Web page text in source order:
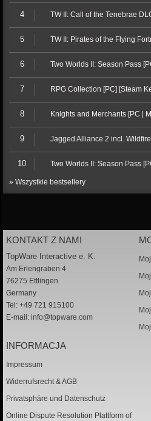
4 TW II: Call of the Tenebrae
5 TW II: Pirates of the Flying
6 Two Worlds II: Season Pass
7 RPG Collection [PC] [Steam
8 Knights and Merchants [PC |
9 Jagged Alliance 2 incl.
10 Two Worlds II: Season Pass
» Wszystkie bestsellery
KONTAKT Z NAMI
TopWare Interactive e. K.
Am Erlengraben 4
76275 Ettlingen
Germany
Tel: +49 721 915100
E-mail: info@topware.com
INFORMACJA
Impressum
Widerrufsrecht & AGB
Privatsphäre und Datenschutz
Online Dispute Resolution Plattform of